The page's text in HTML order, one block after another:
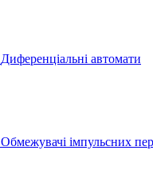
Диференціальні автомати
Обмежувачі імпульсних